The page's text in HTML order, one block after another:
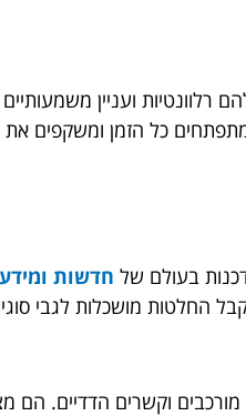
ועניין
מתפתחים כל הזמן ומשקפים
בעולם של חדשות ומידע
החלטות מושכלות לגבי
וקשרים הדדיים. הם